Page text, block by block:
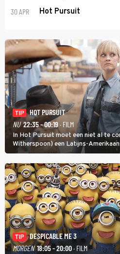
30 APR Hot Pursuit
TIP
HOT PURSUIT
NU 22:35 - 00:19· FILM
In Hot Pursuit moet een niet al te
Witherspoon) een Latijns-
Vergara) beschermen tegen
maffiatypes.
TIP
DESPICABLE ME 3
MORGEN 18:05 - 20:00· FILM